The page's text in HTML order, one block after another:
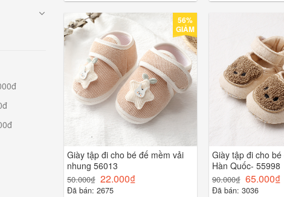
56%
GIẢM
Giày tập đi cho bé đế mềm vải
nhung 56013
50.000₫ 22.000₫
Đã bán: 2675
Giày tập đi cho
Hàn Quốc- 55998
90.000₫ 65.000₫
Đã bán: 3036